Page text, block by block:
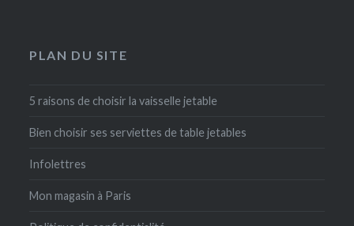
PLAN DU SITE
5 raisons de choisir la vaisselle jetable
Bien choisir ses serviettes de table jetables
Infolettres
Mon magasin à Paris